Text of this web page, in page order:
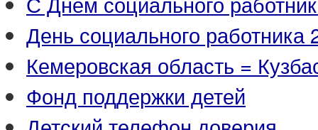
День социального работника
Кемеровская область =
Фонд поддержки детей